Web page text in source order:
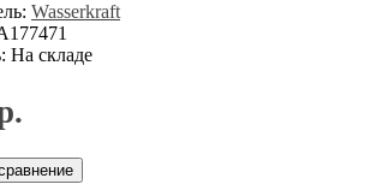
Wasserkraft
На складе